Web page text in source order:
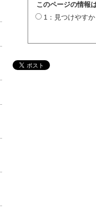
このページの情報
1：見つけやすか